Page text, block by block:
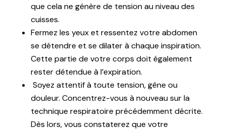
que cela ne génère de tension au niveau des
cuisses.
Fermez les yeux et ressentez votre abdomen
se détendre et se dilater à chaque inspiration.
Cette partie de votre corps doit également
rester détendue à l’expiration.
Soyez attentif à toute tension, gêne ou
douleur. Concentrez-vous à nouveau sur la
technique respiratoire précédemment décrite.
Dès lors, vous constaterez que votre